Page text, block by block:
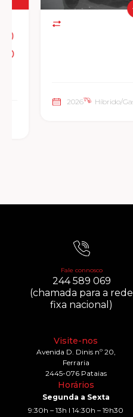
2026 Híbrido/Gasolina
Visite-nos
Avenida D. Dinis nº 20,
Ferraria
2445-076 Pataias
Horários
Segunda a Sexta
9:30h – 13h I 14:30h – 19h30
Fale connosco
244 589 069
(chamada para a rede
fixa nacional)